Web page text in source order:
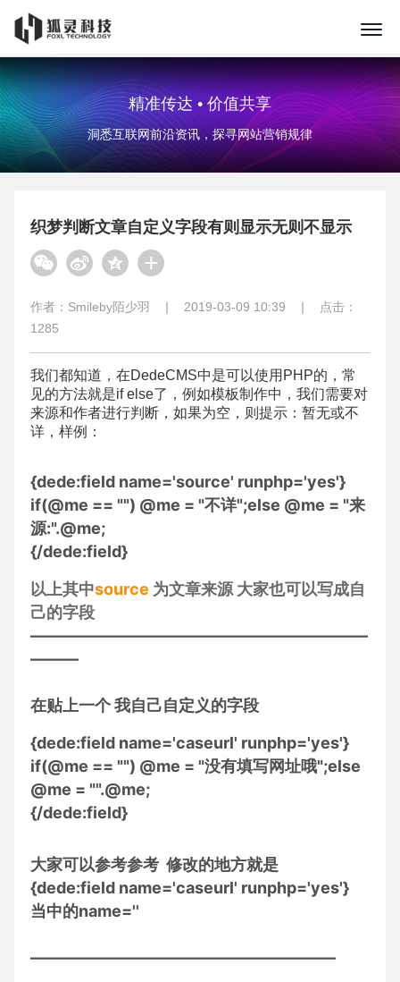
精准传达 • 价值共享
洞悉互联网前沿资讯，探寻网站营销规律
织梦判断文章自定义字段有则显示无则不显示
作者： Smileby陌少羽 | 2019-03-09 10:39 |
点击：
1285
我们都知道，在DedeCMS中是可以使用PHP的，常
见的方法就是if else了，例如模板制作中，我们需要对
来源和作者进行判断，如果为空，则提示：暂无或不
详，样例：
{dede:field name='source' runphp='yes'}
if(@me == "") @me = "不详";else @me = "来
源:".@me;
{/dede:field}
以上其中source 为文章来源 大家也可以写成自
己的字段
—————————————————————
———
在贴上一个 我自己自定义的字段
{dede:field name='caseurl' runphp='yes'}
if(@me == "") @me = "没有填写网址哦";else
@me = "".@me;
{/dede:field}
大家可以参考参考 修改的地方就是
{dede:field name='caseurl' runphp='yes'}
当中的name=''
———————————————————